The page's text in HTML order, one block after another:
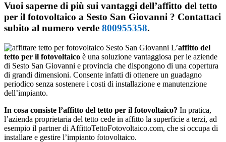
Vuoi saperne di più sui vantaggi dell’affitto del tetto
per il fotovoltaico a Sesto San Giovanni ? Contattaci
subito al numero verde 800955358.
L’affitto del
tetto per il fotovoltaico è una soluzione vantaggiosa per le aziende
di Sesto San Giovanni e provincia che dispongono di una copertura
di grandi dimensioni. Consente infatti di ottenere un guadagno
periodico senza sostenere i costi di installazione e manutenzione
dell’impianto.
In cosa consiste l’affitto del tetto per il fotovoltaico? In pratica,
l’azienda proprietaria del tetto cede in affitto la superficie a terzi, ad
esempio il partner di AffittoTettoFotovoltaico.com, che si occupa di
installare e gestire l’impianto fotovoltaico.